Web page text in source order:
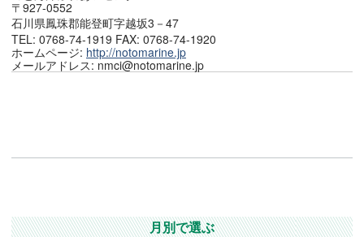
〒927-0552
石川県鳳珠郡能登町字越坂3－47
TEL: 0768-74-1919 FAX: 0768-74-1920
ホームページ: http://notomarine.jp
メールアドレス: nmci@notomarine.jp
月別で選ぶ